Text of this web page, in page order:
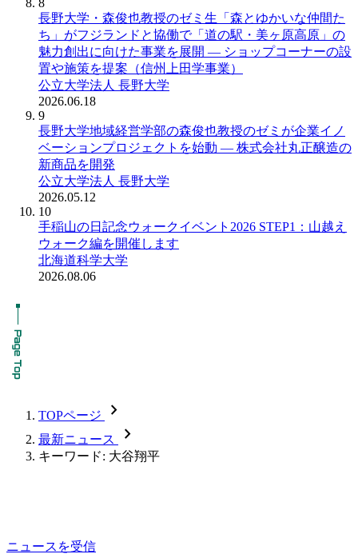
8
長野大学・森俊也教授のゼミ生「森とゆかいな仲間た
ち」がフジランドと協働で「道の駅・美ヶ原高原」の
魅力創出に向けた事業を展開 ― ショップコーナーの設
置や施策を提案（信州上田学事業）
公立大学法人 長野大学
2026.06.18
9
長野大学地域経営学部の森俊也教授のゼミが企業イノ
ベーションプロジェクトを始動 ― 株式会社丸正醸造の
新商品を開発
公立大学法人 長野大学
2026.05.12
10
手稲山の日記念ウォークイベント2026 STEP1：山越え
ウォーク編を開催します
北海道科学大学
2026.08.06
TOPページ chevron_forward
最新ニュース chevron_forward
キーワード: 大谷翔平
ニュースを受信